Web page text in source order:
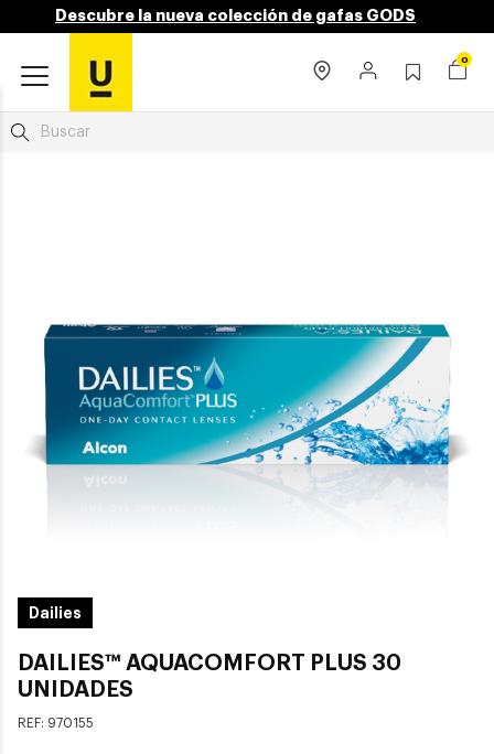
Descubre la nueva colección de gafas GODS
0
Dailies
DAILIES™ AQUACOMFORT PLUS 30
UNIDADES
REF: 970155